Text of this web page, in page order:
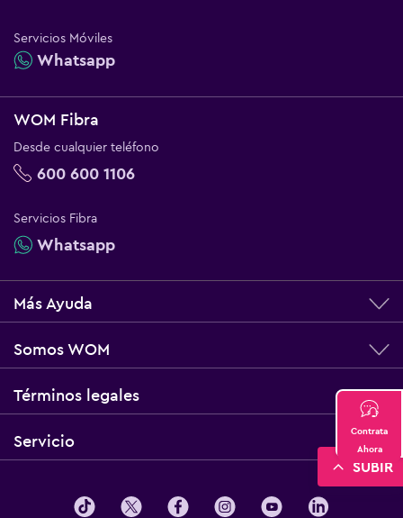
SUBIR
Servicios Móviles
Whatsapp
WOM Fibra
Desde cualquier teléfono
600 600 1106
Servicios Fibra
Whatsapp
Más Ayuda
Somos WOM
Términos legales
Servicio
Contrata
Ahora